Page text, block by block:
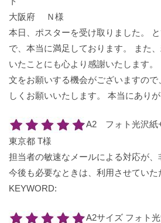
大阪府 Ｎ様
本日、ポスターを受け取りました。
で、本当に満足しております。 また
いたことにも心より感謝いたします
文をお願いする機会がございますので
しくお願いいたします。 本当にあり
A2 フォト光沢紙
東京都 T様
担当者の敏速なメールによる対応が、
今後も必要なときは、利用させていた
KEYWORD:
A2サイズ フォト